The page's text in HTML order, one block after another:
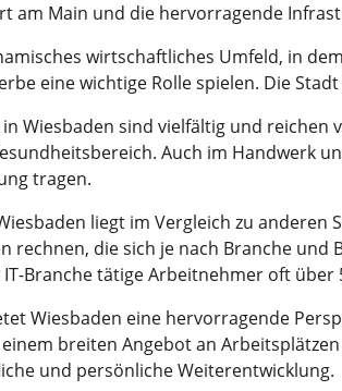
am Main und die hervorragende
wirtschaftliches Umfeld, in
eine wichtige Rolle spielen. Die
Wiesbaden sind vielfältig und
Auch im Handwerk
tragen.
liegt im Vergleich zu
rechnen, die sich je nach Branche
Branche tätige Arbeitnehmer oft über
Wiesbaden eine hervorragende
breiten Angebot an
und persönliche Weiterentwicklung.